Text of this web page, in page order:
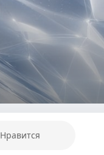
Нравится